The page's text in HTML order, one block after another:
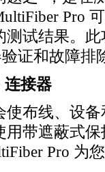
Pro
测试结果。
证和故障排
连接器
使布线、设
用带遮蔽式
Pro 为